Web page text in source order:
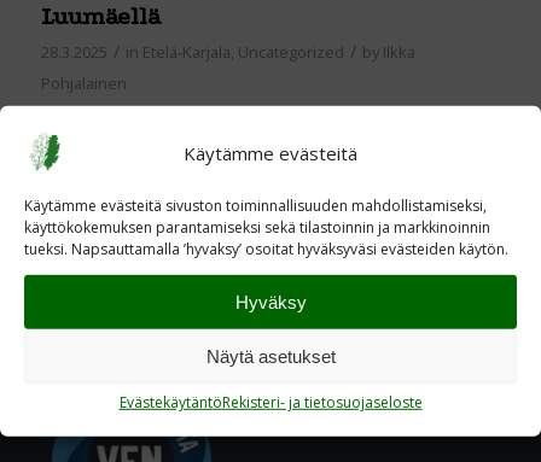
Käytämme evästeitä
Käytämme evästeitä sivuston toiminnallisuuden mahdollistamiseksi,
käyttökokemuksen parantamiseksi sekä tilastoinnin ja markkinoinnin
tueksi. Napsauttamalla ’hyvaksy’ osoitat hyväksyväsi evästeiden käytön.
Hyväksy
Näytä asetukset
EvästekäytäntöRekisteri- ja tietosuojaseloste
Luumäellä
28.3.2025 / in Etelä-Karjala, Uncategorized / by Ilkka
Pohjalainen